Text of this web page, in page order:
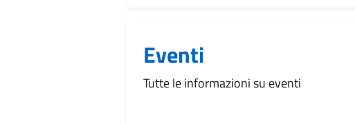
Eventi
Tutte le informazioni su eventi